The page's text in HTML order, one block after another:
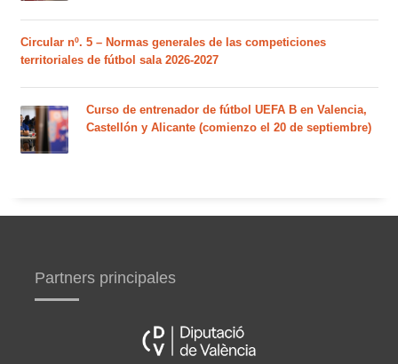
Circular nº. 5 – Normas generales de las competiciones
territoriales de fútbol sala 2026-2027
Curso de entrenador de fútbol UEFA B en Valencia,
Castellón y Alicante (comienzo el 20 de septiembre)
Partners principales